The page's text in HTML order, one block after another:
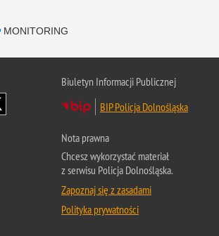
MONITORING
Biuletyn Informacji Publicznej
BIP Policja Dolnośląska
Nota prawna
Chcesz wykorzystać materiał
z serwisu Policja Dolnośląska.
Zapoznaj się z zasadami
Polityka prywatności